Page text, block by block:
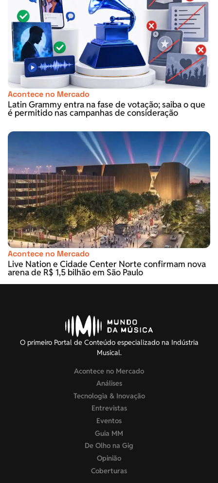
Acontece no Mercado
Latin Grammy entra na fase de votação; saiba o que
é permitido nas campanhas de consideração
Acontece no Mercado
Live Nation e Cidade Center Norte confirmam nova
arena de R$ 1,5 bilhão em São Paulo
O primeiro Portal de Conteúdo especializado na Indústria
Musical.
Acontece no Mercado
Análises
Tecnologia & Inovação
Entrevistas
Eventos
Guia MM
De Olho na Gig
Opinião
Coberturas